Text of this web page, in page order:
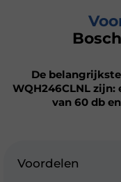
De
WQH246CLNL
van 60 db
Voordelen